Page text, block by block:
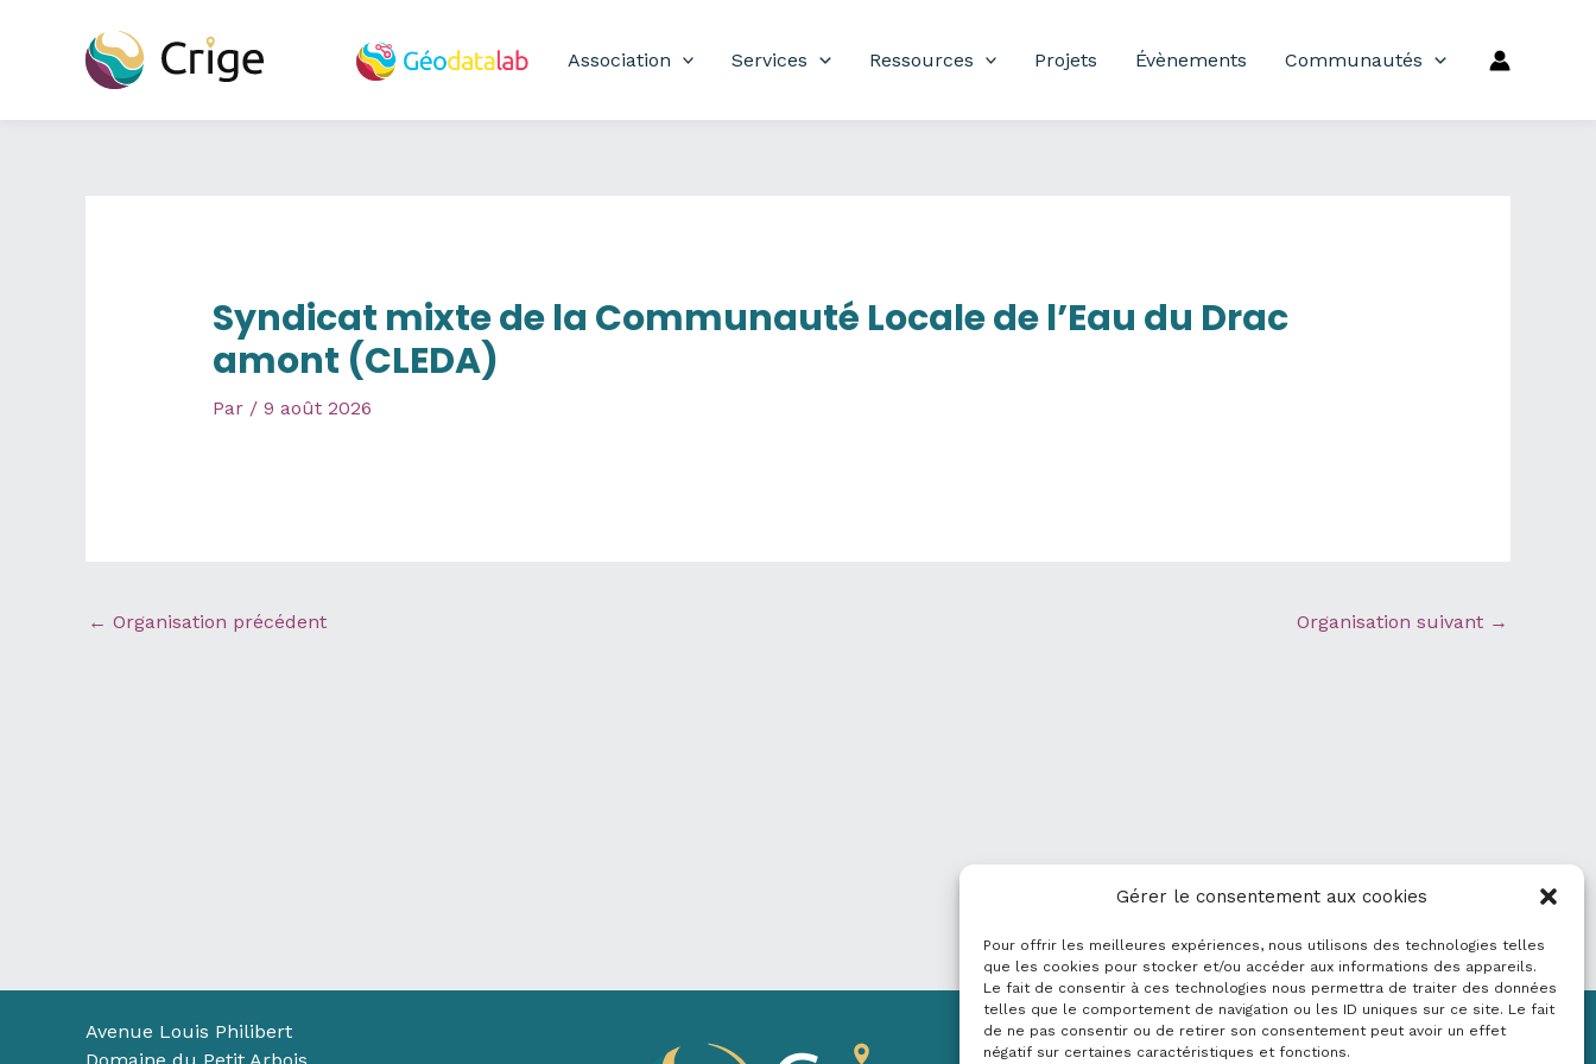
Gérer le consentement aux cookies
Pour offrir les meilleures expériences, nous utilisons des technologies telles
que les cookies pour stocker et/ou accéder aux informations des appareils.
Le fait de consentir à ces technologies nous permettra de traiter des données
telles que le comportement de navigation ou les ID uniques sur ce site. Le fait
de ne pas consentir ou de retirer son consentement peut avoir un effet
négatif sur certaines caractéristiques et fonctions.
Association Services Ressources Projets Évènements Communautés
Syndicat mixte de la Communauté Locale de l’Eau du Drac
amont (CLEDA)
Par / 9 août 2026
← Organisation précédent Organisation suivant →
Avenue Louis Philibert
Mentions légales